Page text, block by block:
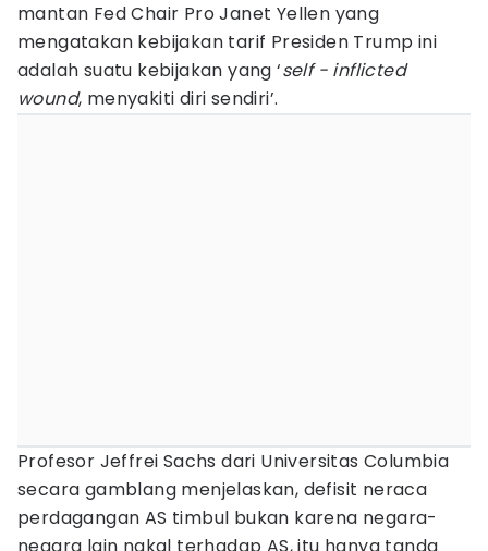
mantan Fed Chair Pro Janet Yellen yang
mengatakan kebijakan tarif Presiden Trump ini
adalah suatu kebijakan yang ‘self - inflicted
wound, menyakiti diri sendiri’.
Profesor Jeffrei Sachs dari Universitas Columbia
secara gamblang menjelaskan, defisit neraca
perdagangan AS timbul bukan karena negara-